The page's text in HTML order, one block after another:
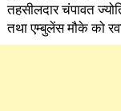
तहसीलदार चंपावत
तथा एम्बुलेंस मौके को